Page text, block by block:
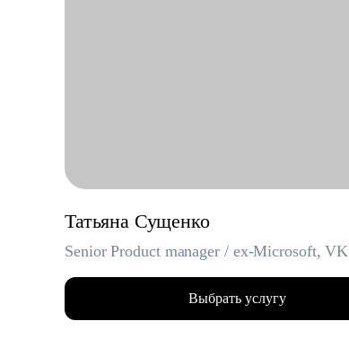
Татьяна Сущенко
Senior Product manager / ex-Microsoft, VK
Выбрать услугу